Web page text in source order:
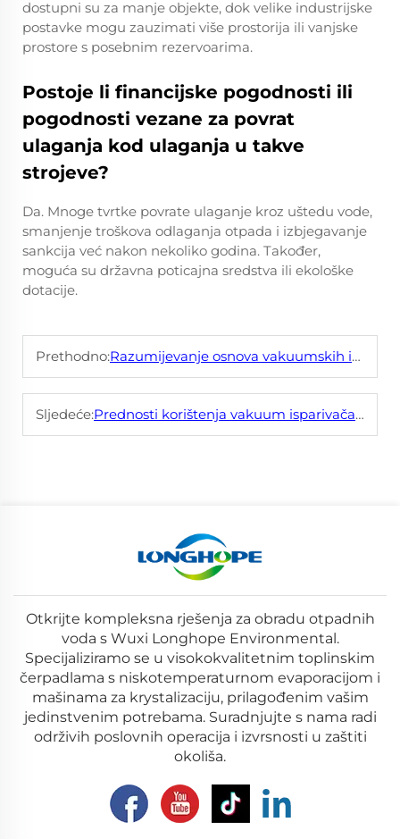
dostupni su za manje objekte, dok velike industrijske
postavke mogu zauzimati više prostorija ili vanjske
prostore s posebnim rezervoarima.
Postoje li financijske pogodnosti ili
pogodnosti vezane za povrat
ulaganja kod ulaganja u takve
strojeve?
Da. Mnoge tvrtke povrate ulaganje kroz uštedu vode,
smanjenje troškova odlaganja otpada i izbjegavanje
sankcija već nakon nekoliko godina. Također,
moguća su državna poticajna sredstva ili ekološke
dotacije.
Prethodno:Razumijevanje osnova vakuumskih isparivača za otpadne vode
Sljedeće:Prednosti korištenja vakuum isparivača u vašoj tvornici
Otkrijte kompleksna rješenja za obradu otpadnih
voda s Wuxi Longhope Environmental.
Specijaliziramo se u visokokvalitetnim toplinskim
čerpadlama s niskotemperaturnom evaporacijom i
mašinama za krystalizaciju, prilagođenim vašim
jedinstvenim potrebama. Suradnjujte s nama radi
održivih poslovnih operacija i izvrsnosti u zaštiti
okoliša.